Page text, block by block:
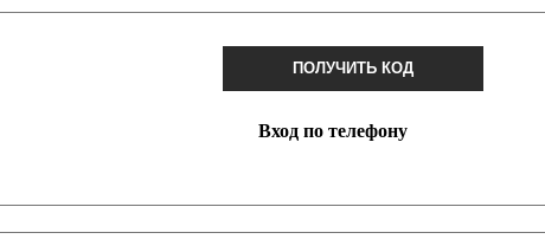
ПОЛУЧИТЬ КОД
Вход по телефону